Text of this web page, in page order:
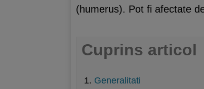
(humerus). Pot fi afectate
Cuprins articol
Generalitati